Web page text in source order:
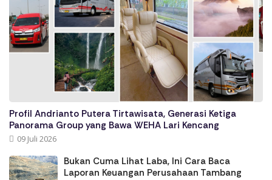
Profil Andrianto Putera Tirtawisata, Generasi Ketiga
Panorama Group yang Bawa WEHA Lari Kencang
09 Juli 2026
Bukan Cuma Lihat Laba, Ini Cara Baca
Laporan Keuangan Perusahaan Tambang